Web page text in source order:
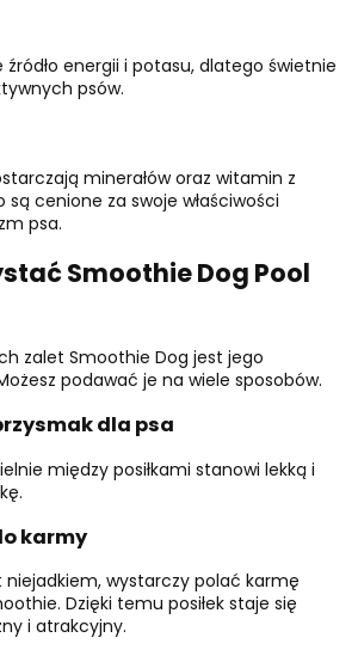
energii i potasu, dlatego świetnie
psów.
minerałów oraz witamin z
są cenione za swoje właściwości
psa.
Smoothie Dog Pool
zalet Smoothie Dog jest jego
podawać je na wiele sposobów.
dla psa
między posiłkami stanowi lekką i
karmy
niejadkiem, wystarczy polać karmę
Dzięki temu posiłek staje się
i atrakcyjny.